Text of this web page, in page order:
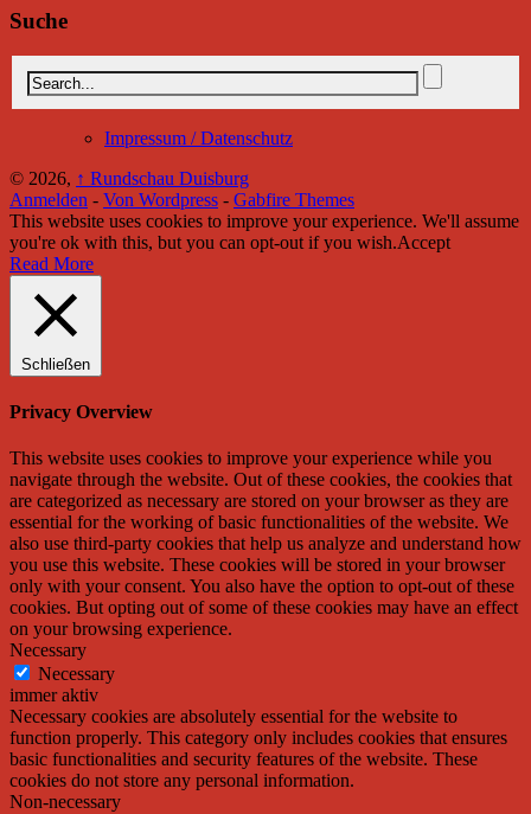
Suche
Impressum / Datenschutz
© 2026, ↑ Rundschau Duisburg
Anmelden - Von Wordpress - Gabfire Themes
This website uses cookies to improve your experience. We'll assume
you're ok with this, but you can opt-out if you wish.Accept
Read More
Schließen
Privacy Overview
This website uses cookies to improve your experience while you
navigate through the website. Out of these cookies, the cookies that
are categorized as necessary are stored on your browser as they are
essential for the working of basic functionalities of the website. We
also use third-party cookies that help us analyze and understand how
you use this website. These cookies will be stored in your browser
only with your consent. You also have the option to opt-out of these
cookies. But opting out of some of these cookies may have an effect
on your browsing experience.
Necessary
Necessary
immer aktiv
Necessary cookies are absolutely essential for the website to
function properly. This category only includes cookies that ensures
basic functionalities and security features of the website. These
cookies do not store any personal information.
Non-necessary